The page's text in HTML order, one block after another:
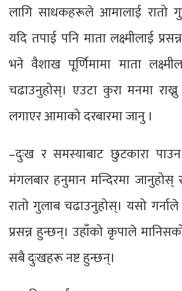
लागि साधकहरूले आमालाई रातो
यदि तपाई पनि माता लक्ष्मीलाई
भने वैशाख पूर्णिमामा माता
चढाउनुहोस्। एउटा कुरा मनमा
लगाएर आमाको दरबारमा जानु ।
–दुःख र समस्याबाट छुटकारा
मंगलबार हनुमान मन्दिरमा जानुहोस्
रातो गुलाब चढाउनुहोस्। यसो
प्रसन्न हुन्छन्। उहाँको कृपाले
सबै दुःखहरू नष्ट हुन्छन्।